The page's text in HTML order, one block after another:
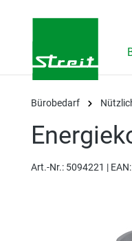
Zur
Bürobedarf
Art.-Nr.: 5094221 |